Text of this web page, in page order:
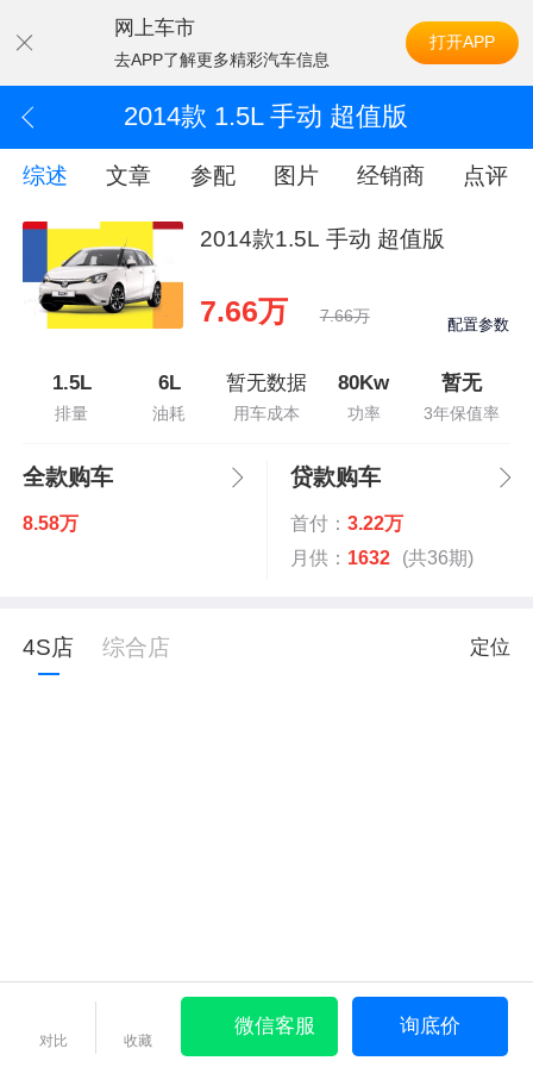
网上车市
去APP了解更多精彩汽车信息
打开APP
2014款 1.5L 手动 超值版
综述 文章 参配 图片 经销商 点评
2014款1.5L 手动 超值版
7.66万 7.66万 配置参数
1.5L
排量
6L
油耗
暂无数据
用车成本
80Kw
功率
暂无
3年保值率
全款购车
8.58万
贷款购车
首付： 3.22万
月供： 1632 (共36期)
4S店 综合店 定位
对比 收藏
微信客服 询底价